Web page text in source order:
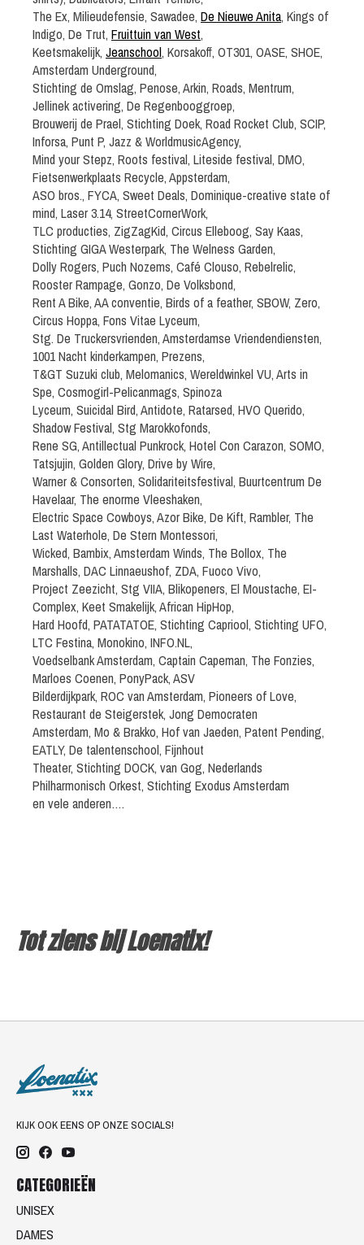
The Ex, Milieudefensie, Sawadee, De Nieuwe Anita, Kings of
Indigo, De Trut, Fruittuin van West,
Keetsmakelijk, Jeanschool, Korsakoff, OT301, OASE, SHOE,
Amsterdam Underground,
Stichting de Omslag, Penose, Arkin, Roads, Mentrum,
Jellinek activering, De Regenbooggroep,
Brouwerij de Prael, Stichting Doek, Road Rocket Club, SCIP,
Inforsa, Punt P, Jazz & WorldmusicAgency,
Mind your Stepz, Roots festival, Liteside festival, DMO,
Fietsenwerkplaats Recycle, Appsterdam,
ASO bros., FYCA, Sweet Deals, Dominique-creative state of
mind, Laser 3.14, StreetCornerWork,
TLC producties, ZigZagKid, Circus Elleboog, Say Kaas,
Stichting GIGA Westerpark, The Welness Garden,
Dolly Rogers, Puch Nozems, Café Clouso, Rebelrelic,
Rooster Rampage, Gonzo, De Volksbond,
Rent A Bike, AA conventie, Birds of a feather, SBOW, Zero,
Circus Hoppa, Fons Vitae Lyceum,
Stg. De Truckersvrienden, Amsterdamse Vriendendiensten,
1001 Nacht kinderkampen, Prezens,
T&GT Suzuki club, Melomanics, Wereldwinkel VU, Arts in
Spe, Cosmogirl-Pelicanmags, Spinoza
Lyceum, Suicidal Bird, Antidote, Ratarsed, HVO Querido,
Shadow Festival, Stg Marokkofonds,
Rene SG, Antillectual Punkrock, Hotel Con Carazon, SOMO,
Tatsjujin, Golden Glory, Drive by Wire,
Warner & Consorten, Solidariteitsfestival, Buurtcentrum De
Havelaar, The enorme Vleeshaken,
Electric Space Cowboys, Azor Bike, De Kift, Rambler, The
Last Waterhole, De Stern Montessori,
Wicked, Bambix, Amsterdam Winds, The Bollox, The
Marshalls, DAC Linnaeushof, ZDA, Fuoco Vivo,
Project Zeezicht, Stg VIIA, Blikopeners, El Moustache, EI-
Complex, Keet Smakelijk, African HipHop,
Hard Hoofd, PATATATOE, Stichting Capriool, Stichting UFO,
LTC Festina, Monokino, INFO.NL,
Voedselbank Amsterdam, Captain Capeman, The Fonzies,
Marloes Coenen, PonyPack, ASV
Bilderdijkpark, ROC van Amsterdam, Pioneers of Love,
Restaurant de Steigerstek, Jong Democraten
Amsterdam, Mo & Brakko, Hof van Jaeden, Patent Pending,
EATLY, De talentenschool, Fijnhout
Theater, Stichting DOCK, van Gog, Nederlands
Philharmonisch Orkest, Stichting Exodus Amsterdam
en vele anderen….
Tot ziens bij Loenatix!
KIJK OOK EENS OP ONZE SOCIALS!
CATEGORIEËN
UNISEX
DAMES